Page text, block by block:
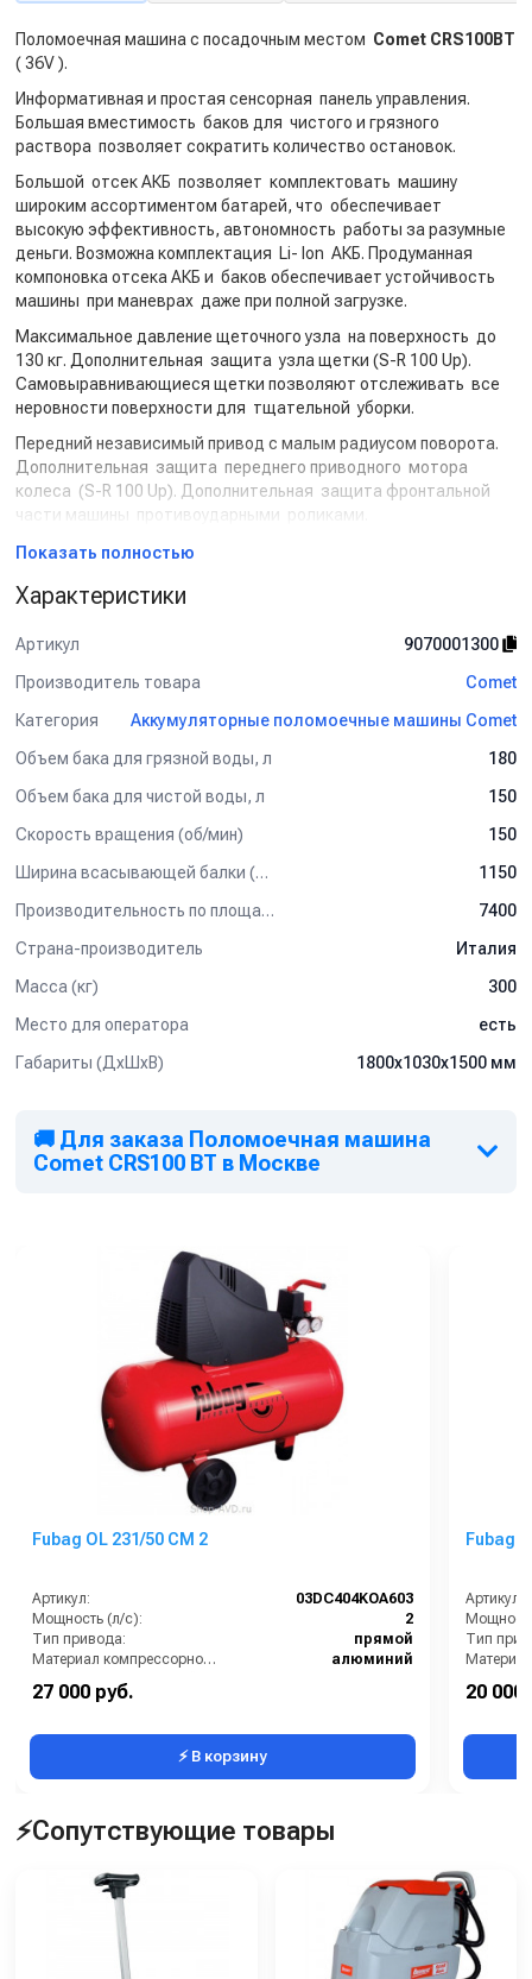
Поломоечная машина с посадочным местом Comet CRS100BT
( 36V ).
Информативная и простая сенсорная панель управления.
Большая вместимость баков для чистого и грязного
раствора позволяет сократить количество остановок.
Большой отсек АКБ позволяет комплектовать машину
широким ассортиментом батарей, что обеспечивает
высокую эффективность, автономность работы за разумные
деньги. Возможна комплектация Li- Ion АКБ. Продуманная
компоновка отсека АКБ и баков обеспечивает устойчивость
машины при маневрах даже при полной загрузке.
Максимальное давление щеточного узла на поверхность до
130 кг. Дополнительная защита узла щетки (S-R 100 Up).
Самовыравнивающиеся щетки позволяют отслеживать все
неровности поверхности для тщательной уборки.
Передний независимый привод с малым радиусом поворота.
Дополнительная защита переднего приводного мотора
колеса (S-R 100 Up). Дополнительная защита фронтальной
части машины противоударными роликами.
Электронная подача чистящего раствора на щетки насосом в
Легкий доступ к электрическим компонентам.
Автоматическая система подъема щетки и осушающей балки.
Автоматический подъем осушающей балки при движении
задним ходом. Автоматическое прерывание поступления
и больших площадей до 7400 м2 со значительным
сокращением затрат на уборку.
Показать полностью
Характеристики
Артикул
9070001300
Производитель товара
Comet
Категория
Аккумуляторные поломоечные машины Comet
Объем бака для грязной воды, л
180
Объем бака для чистой воды, л
150
Скорость вращения (об/мин)
150
Ширина всасывающей балки (мм)
1150
Производительность по площади (м2/ч)
7400
Страна-производитель
Италия
Масса (кг)
300
Место для оператора
есть
Габариты (ДхШхВ)
1800x1030x1500 мм
🚚 Для заказа Поломоечная машина
Comet CRS100 BT в Москве
Fubag OL 231/50 CM 2
Артикул:
03DC404KOA603
Мощность (л/с):
2
Тип привода:
прямой
Материал компрессорной головки:
алюминий
Объём ресивера (л):
27 000 руб.
⚡ В корзину
Fubag
Артикул:
Тип
Объём
20 000
⚡Сопутствующие товары